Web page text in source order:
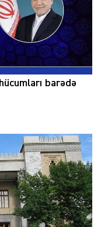
barədə